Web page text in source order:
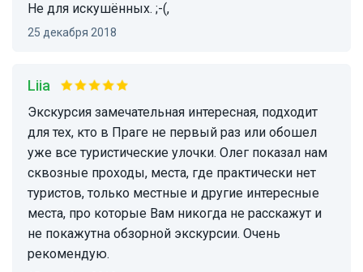
Не для искушённых. ;-(,
25 декабря 2018
Liia
Экскурсия замечательная интересная, подходит
для тех, кто в Праге не первый раз или обошел
уже все туристические улочки. Олег показал нам
сквозные проходы, места, где практически нет
туристов, только местные и другие интересные
места, про которые Вам никогда не расскажут и
не покажутна обзорной экскурсии. Очень
рекомендую.